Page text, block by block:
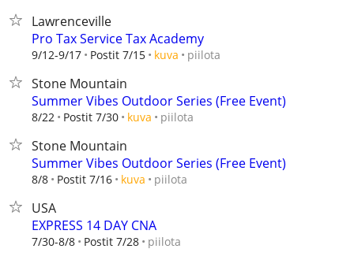
Lawrenceville
Pro Tax Service Tax Academy
9/12-9/17 Postit 7/15 kuva piilota
Stone Mountain
Summer Vibes Outdoor Series (Free Event)
8/22 Postit 7/30 kuva piilota
Stone Mountain
Summer Vibes Outdoor Series (Free Event)
8/8 Postit 7/16 kuva piilota
USA
EXPRESS 14 DAY CNA
7/30-8/8 Postit 7/28 piilota